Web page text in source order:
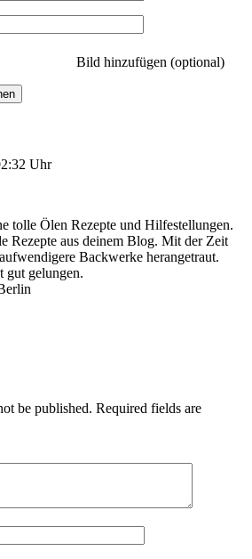
Bild hinzufügen (optional)
Uhr
tolle Ölen Rezepte und Hilfestellungen.
Rezepte aus deinem Blog. Mit der Zeit
Backwerke herangetraut.
gut gelungen.
be published. Required fields are